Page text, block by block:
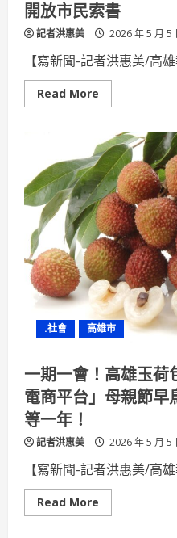
得
到、
罰
到」
困
境
開放市民索書
記者洪惠美 2026 年 5 月 5
【寫新聞-記者洪惠美/高
Read More
more
科
大
響
應
世
界
書
香
日
辦
「歡
樂
書
香
派
對」
開
放
市
索
書
.社會 高雄市
一期一會！高雄玉荷
電商平台」母親節早
等一年！
記者洪惠美 2026 年 5 月 5
【寫新聞-記者洪惠美/高
Read More
more